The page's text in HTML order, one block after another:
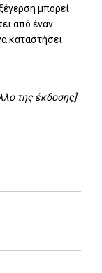
μπορεί
από έναν
καταστήσει
της έκδοσης]